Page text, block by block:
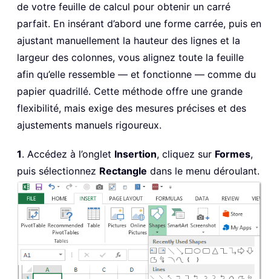
de votre feuille de calcul pour obtenir un carré
parfait. En insérant d’abord une forme carrée, puis en
ajustant manuellement la hauteur des lignes et la
largeur des colonnes, vous alignez toute la feuille
afin qu’elle ressemble — et fonctionne — comme du
papier quadrillé. Cette méthode offre une grande
flexibilité, mais exige des mesures précises et des
ajustements manuels rigoureux.
1. Accédez à l’onglet Insertion, cliquez sur Formes,
puis sélectionnez Rectangle dans le menu déroulant.